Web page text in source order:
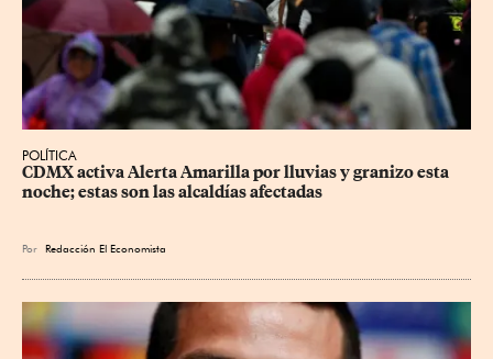
POLÍTICA
CDMX activa Alerta Amarilla por lluvias y granizo esta
noche; estas son las alcaldías afectadas
Por Redacción El Economista